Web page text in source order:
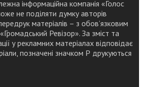
інформаційна компанія «Голос
не поділяти думку авторів
матеріалів – з обов’язковим
Ревізор». За зміст та
у рекламних матеріалах відповідає
позначені значком Р друкуються